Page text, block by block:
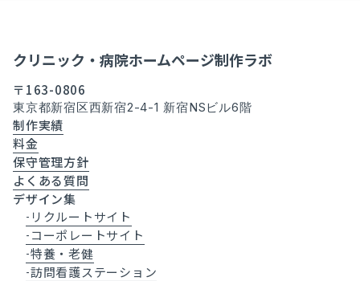
クリニック・病院ホームページ制作ラボ
〒163-0806
東京都新宿区西新宿2-4-1 新宿NSビル6階
制作実績
料金
保守管理方針
よくある質問
デザイン集
- リクルートサイト
- コーポレートサイト
-特養・老健
-訪問看護ステーション